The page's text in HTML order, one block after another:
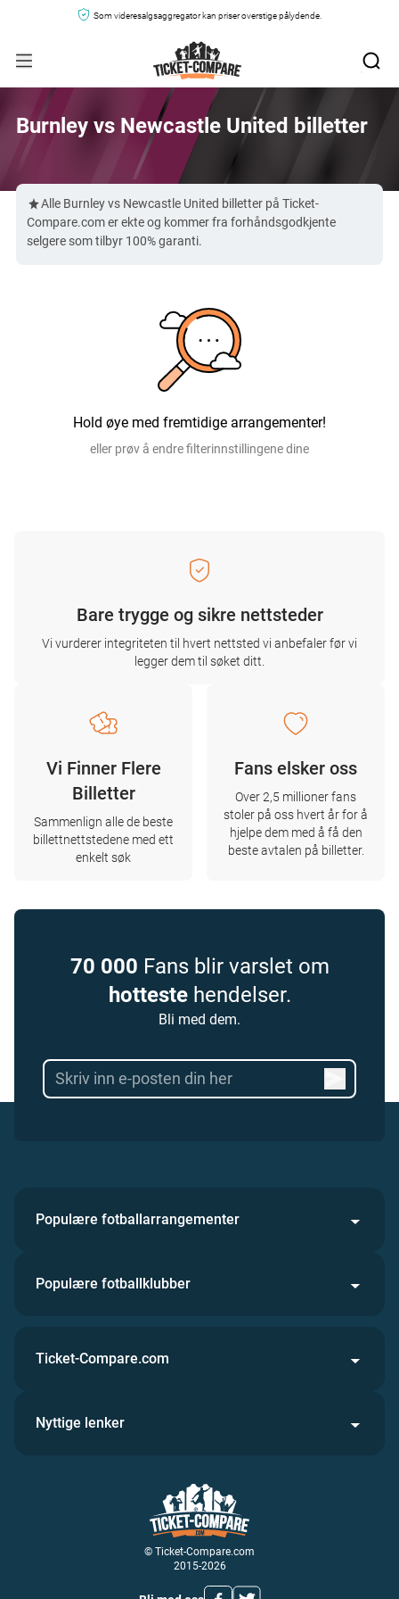
Som videresalgsaggregator kan priser overstige pålydende.
Burnley vs Newcastle United billetter
Alle Burnley vs Newcastle United billetter på Ticket-
Compare.com er ekte og kommer fra forhåndsgodkjente
selgere som tilbyr 100% garanti.
Hold øye med fremtidige arrangementer!
eller prøv å endre filterinnstillingene dine
Bare trygge og sikre nettsteder
Vi vurderer integriteten til hvert nettsted vi anbefaler før vi
legger dem til søket ditt.
Vi Finner Flere
Billetter
Sammenlign alle de beste
billettnettstedene med ett
enkelt søk
Fans elsker oss
Over 2,5 millioner fans
stoler på oss hvert år for å
hjelpe dem med å få den
beste avtalen på billetter.
70 000 Fans blir varslet om
hottestehendelser.
Bli med dem.
Populære fotballarrangementer
Populære fotballklubber
© Ticket-Compare.com
2015-2026
Ticket-Compare.com
Nyttige lenker